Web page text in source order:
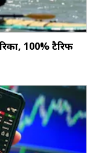
100% टैरिफ